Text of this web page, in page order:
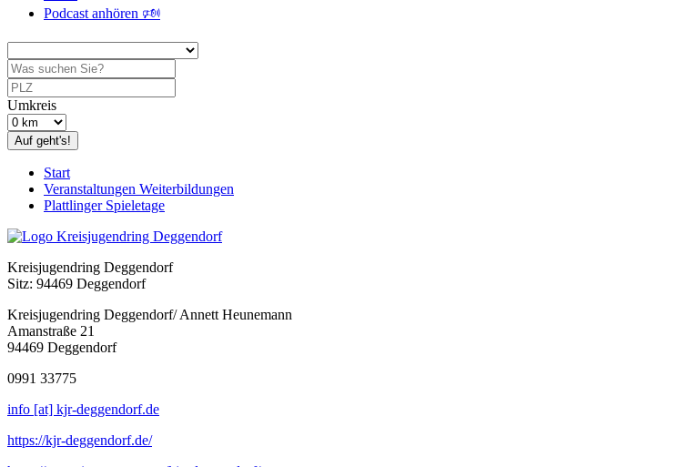
Podcast anhören 🕬
Umkreis
Auf geht's!
Start
Veranstaltungen Weiterbildungen
Plattlinger Spieletage
Kreisjugendring Deggendorf
Sitz: 94469 Deggendorf
Kreisjugendring Deggendorf/ Annett Heunemann
Amanstraße 21
94469 Deggendorf
0991 33775
info [at] kjr-deggendorf.de
https://kjr-deggendorf.de/